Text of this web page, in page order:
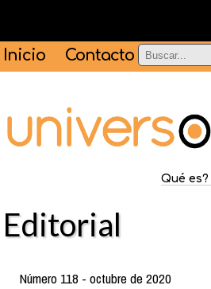
Inicio Contacto
Qué es?
Editorial
Número 118 - octubre de 2020